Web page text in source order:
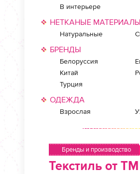
В интерьере
НЕТКАНЫЕ МАТЕРИАЛЫ
Натуральные
БРЕНДЫ
Белоруссия
Китай
Турция
ОДЕЖДА
Взрослая
Бренды и производство
Текстиль от